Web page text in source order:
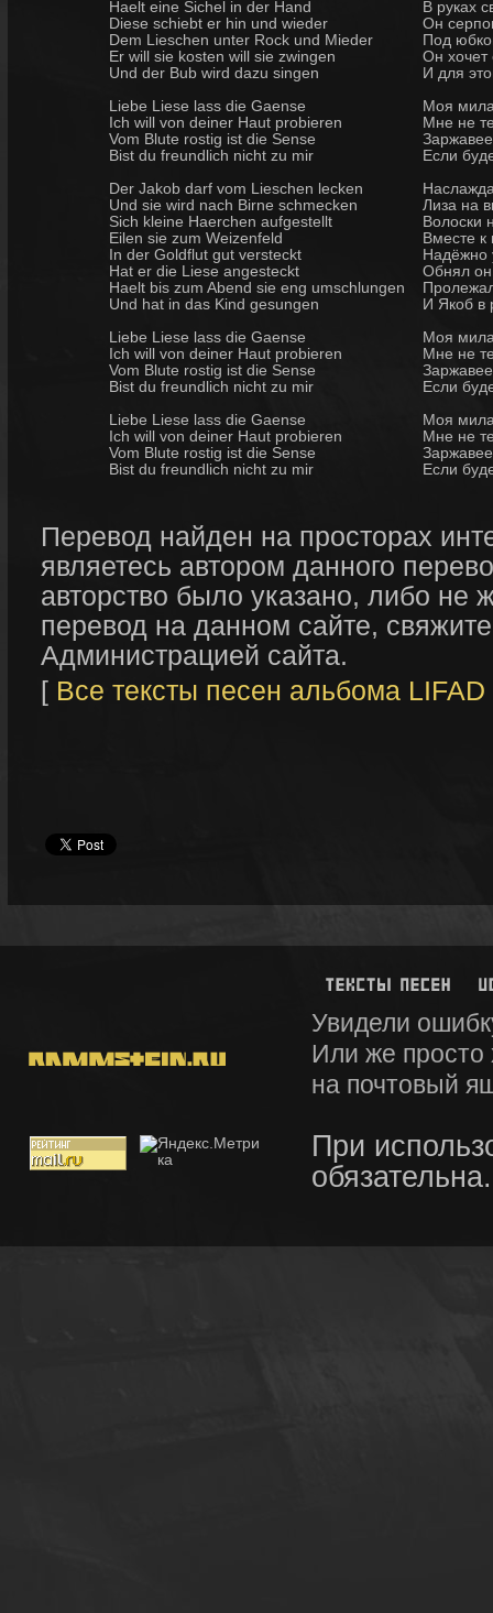
Haelt eine Sichel in der Hand
Diese schiebt er hin und wieder
Dem Lieschen unter Rock und Mieder
Er will sie kosten will sie zwingen
Und der Bub wird dazu singen
Liebe Liese lass die Gaense
Ich will von deiner Haut probieren
Vom Blute rostig ist die Sense
Bist du freundlich nicht zu mir
Der Jakob darf vom Lieschen lecken
Und sie wird nach Birne schmecken
Sich kleine Haerchen aufgestellt
Eilen sie zum Weizenfeld
In der Goldflut gut versteckt
Hat er die Liese angesteckt
Haelt bis zum Abend sie eng umschlungen
Und hat in das Kind gesungen
Liebe Liese lass die Gaense
Ich will von deiner Haut probieren
Vom Blute rostig ist die Sense
Bist du freundlich nicht zu mir
Liebe Liese lass die Gaense
Ich will von deiner Haut probieren
Vom Blute rostig ist die Sense
Bist du freundlich nicht zu mir
В руках
Он
Под
Он хочет
И для
Моя
Мне не
Если
Лиза на
Волоски
Вместе к
Надёжно
Обнял он
И Якоб в
Моя
Мне не
Если
Моя
Мне не
Если
Перевод найден на просторах
являетесь автором данного
авторство было указано, либо не
перевод на данном сайте,
Администрацией сайта.
[ Все тексты песен альбома LIFAD
Увидели
Или же просто
на почтовый
При